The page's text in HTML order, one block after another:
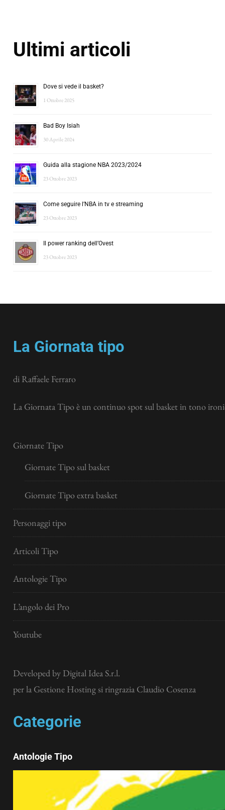
Ultimi articoli
Dove si vede il basket?
1 Ottobre 2025
Bad Boy Isiah
30 Aprile 2024
Guida alla stagione NBA 2023/2024
23 Ottobre 2023
Come seguire l’NBA in tv e streaming
23 Ottobre 2023
Il power ranking dell’Ovest
23 Ottobre 2023
La Giornata tipo
di Raffaele Ferraro
La Giornata Tipo è un continuo spot sul basket in tono
Giornate Tipo
Giornate Tipo sul basket
Giornate Tipo extra basket
Personaggi tipo
Articoli Tipo
Antologie Tipo
L’angolo dei Pro
Youtube
Developed by Digital Idea S.r.l.
per la Gestione Hosting si ringrazia Claudio Cosenza
Categorie
Antologie Tipo